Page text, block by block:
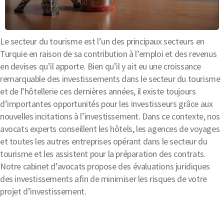
Le secteur du tourisme est l’un des principaux secteurs en
Turquie en raison de sa contribution à l’emploi et des revenus
en devises qu’il apporte. Bien qu’il y ait eu une croissance
remarquable des investissements dans le secteur du tourisme
et de l’hôtellerie ces dernières années, il existe toujours
d’importantes opportunités pour les investisseurs grâce aux
nouvelles incitations à l’investissement. Dans ce contexte, nos
avocats experts conseillent les hôtels, les agences de voyages
et toutes les autres entreprises opérant dans le secteur du
tourisme et les assistent pour la préparation des contrats.
Notre cabinet d’avocats propose des évaluations juridiques
des investissements afin de minimiser les risques de votre
projet d’investissement.